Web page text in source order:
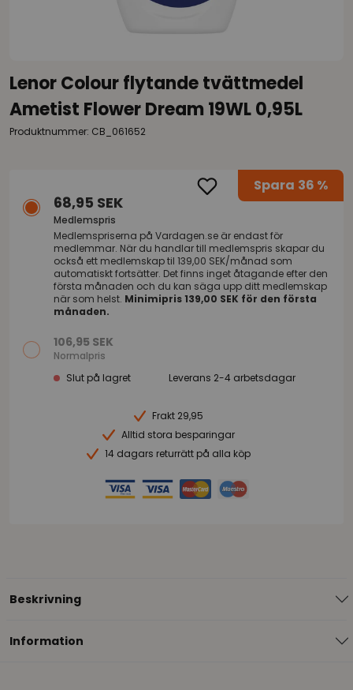
Lenor Colour flytande tvättmedel
Ametist Flower Dream 19WL 0,95L
Produktnummer: CB_061652
Spara 36 %
68,95 SEK
Medlemspris
Medlemspriserna på Vardagen.se är endast för
medlemmar. När du handlar till medlemspris skapar du
också ett medlemskap til 139,00 SEK/månad som
automatiskt fortsätter. Det finns inget åtagande efter den
första månaden och du kan säga upp ditt medlemskap
när som helst. Minimipris 139,00 SEK för den första
månaden.
106,95 SEK
Normalpris
Slut på lagret
Leverans 2-4 arbetsdagar
Frakt 29,95
Alltid stora besparingar
14 dagars returrätt på alla köp
Beskrivning
Information